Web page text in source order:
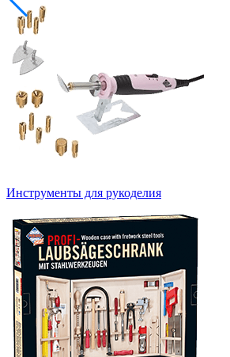
Инструменты для рукоделия